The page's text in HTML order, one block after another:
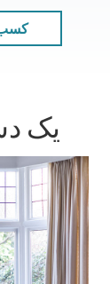
کسب
یک